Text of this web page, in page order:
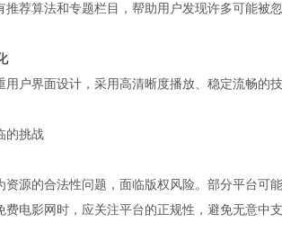
推荐算法和专题栏目，帮助用户发现许多可能被
用户界面设计，采用高清晰度播放、稳定流畅的
的挑战
资源的合法性问题，面临版权风险。部分平台可
费电影网时，应关注平台的正规性，避免无意中